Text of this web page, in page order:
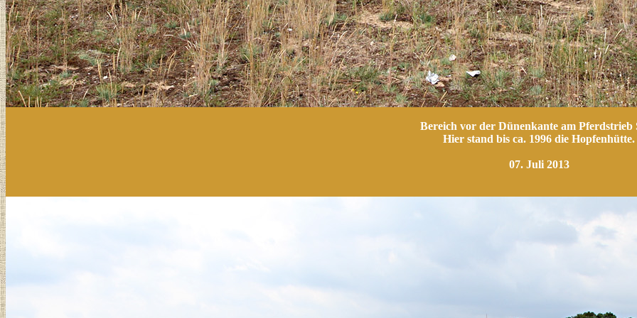
Bereich vor der Dünenkante am Pferdstrieb
Hier stand bis ca. 1996 die Hopfenhütte.
07. Juli 2013